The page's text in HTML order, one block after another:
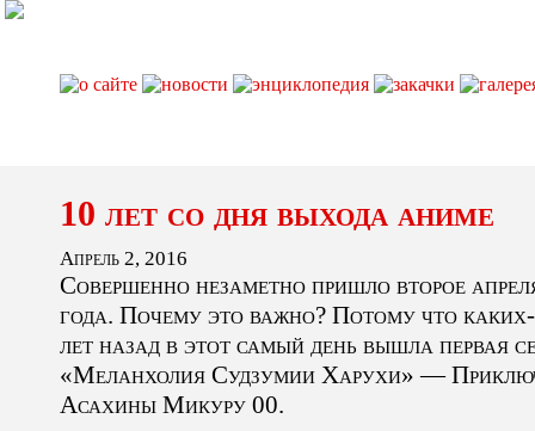
10 лет со дня выхода аниме
Апрель 2, 2016
Совершенно незаметно пришло второе
года. Почему это важно? Потому что каких-
лет назад в этот самый день вышла первая
«Меланхолия Судзумии Харухи» —
Асахины Микуру 00.